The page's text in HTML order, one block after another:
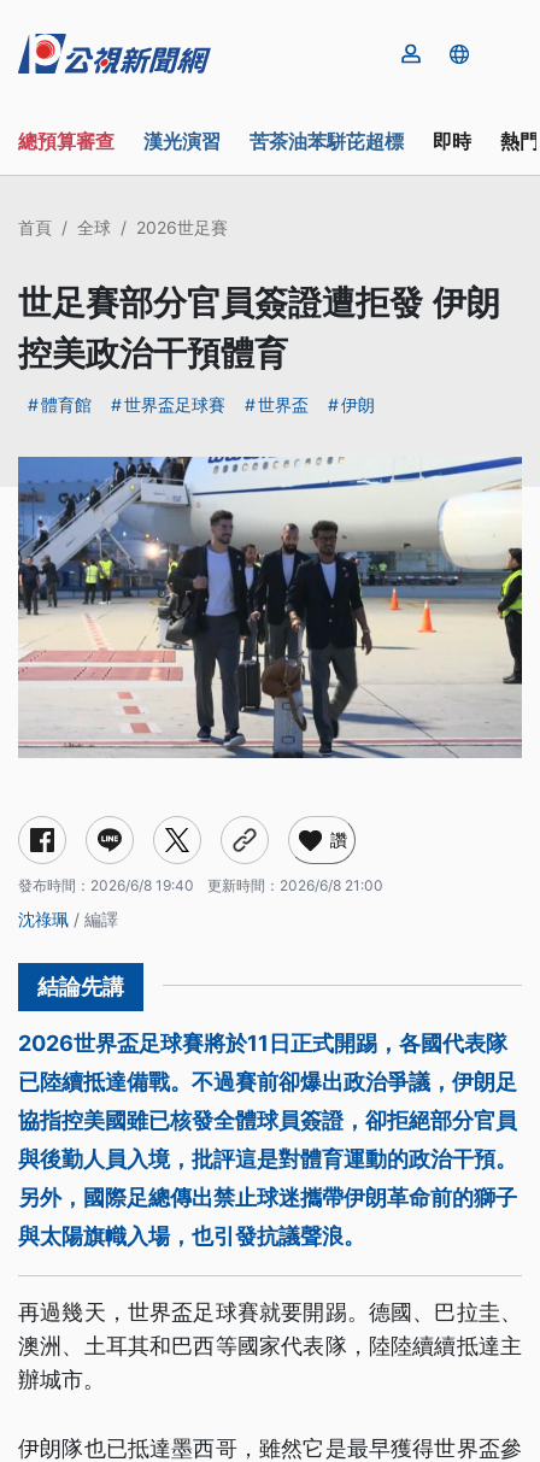
總預算審查 漢光演習 苦茶油苯駢芘超標 即時 熱
首頁 全球 2026世足賽
世足賽部分官員簽證遭拒發 伊朗
控美政治干預體育
體育館 世界盃足球賽 世界盃 伊朗
讚
發布時間： 2026/6/8 19:40 更新時間： 2026/6/8 21:00
沈祿珮 / 編譯
2026世界盃足球賽將於11日正式開踢，各國代表隊
已陸續抵達備戰。不過賽前卻爆出政治爭議，伊朗足
協指控美國雖已核發全體球員簽證，卻拒絕部分官員
與後勤人員入境，批評這是對體育運動的政治干預。
另外，國際足總傳出禁止球迷攜帶伊朗革命前的獅子
與太陽旗幟入場，也引發抗議聲浪。
再過幾天，世界盃足球賽就要開踢。德國、巴拉圭、
澳洲、土耳其和巴西等國家代表隊，陸陸續續抵達主
辦城市。
伊朗隊也已抵達墨西哥，雖然它是最早獲得世界盃參